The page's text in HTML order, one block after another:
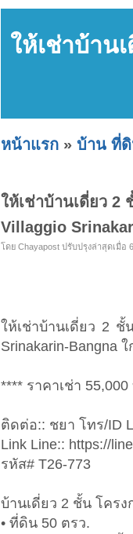
ให้เช่าบ้าน
หน้าแรก » บ้าน ที่
ให้เช่าบ้านเดี่ยว 2
Villaggio
โดย Chayapost ปรับปรุงล่าสุดเมื่อ
ให้เช่าบ้านเดี่ยว 2
Srinakarin-Bangna
**** ราคาเช่า
ติดต่อ:: ชยา โทร/ID
Link Line:: https://
รหัส# T26-773
บ้านเดี่ยว 2 ชั้น โครง
• ที่ดิน 50 ตรว.